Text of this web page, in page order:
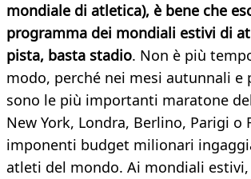
mondiale di atletica), è bene che
programma dei mondiali estivi di
pista, basta stadio. Non è più
modo, perché nei mesi autunnali e
sono le più importanti maratone
New York, Londra, Berlino, Parigi o
imponenti budget milionari
atleti del mondo. Ai mondiali estivi,